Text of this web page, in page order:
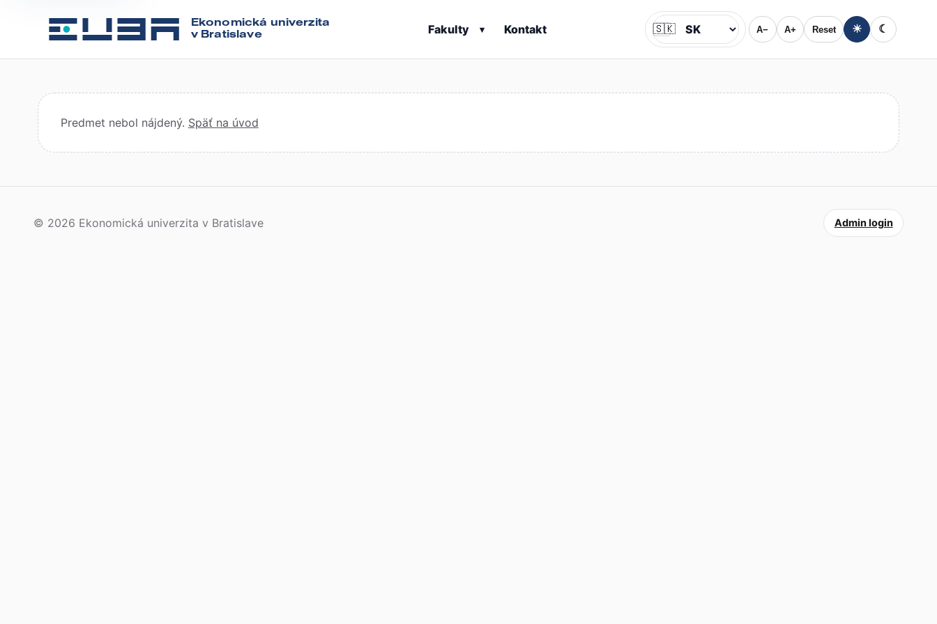
Ekonomická univerzita
v Bratislave
Fakulty ▾ Kontakt Jazyk
🇸🇰 A− A+ Reset ☀ ☾
Predmet nebol nájdený. Späť na úvod
© 2026 Ekonomická univerzita v Bratislave Admin login